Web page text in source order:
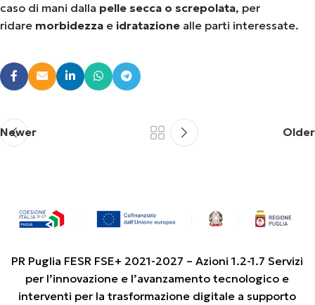
caso di mani dalla pelle secca o screpolata, per
ridare morbidezza e idratazione alle parti interessate.
Newer Older
PR Puglia FESR FSE+ 2021-2027 – Azioni 1.2-1.7 Servizi
per l’innovazione e l’avanzamento tecnologico e
interventi per la trasformazione digitale a supporto